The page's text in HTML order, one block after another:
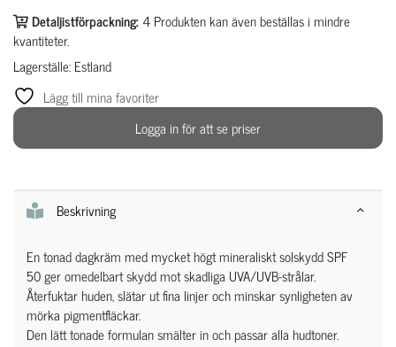
Detaljistförpackning: 4 Produkten kan även beställas i mindre
kvantiteter.
Lagerställe: Estland
Lägg till mina favoriter
Logga in för att se priser
Beskrivning
En tonad dagkräm med mycket högt mineraliskt solskydd SPF
50 ger omedelbart skydd mot skadliga UVA/UVB-strålar.
Återfuktar huden, slätar ut fina linjer och minskar synligheten av
mörka pigmentfläckar.
Den lätt tonade formulan smälter in och passar alla hudtoner.